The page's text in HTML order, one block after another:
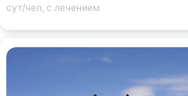
сут/чел, с лечением